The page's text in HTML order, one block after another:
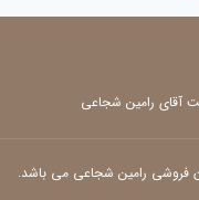
آقای رامین شجاعی
فروشی رامین شجاعی می باشد.